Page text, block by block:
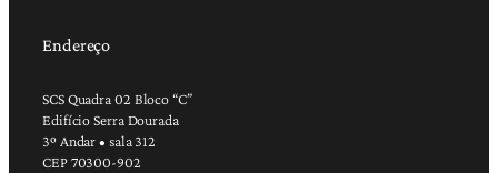
Endereço
SCS Quadra 02 Bloco “C”
Edifício Serra Dourada
3º Andar • sala 312
CEP 70300-902